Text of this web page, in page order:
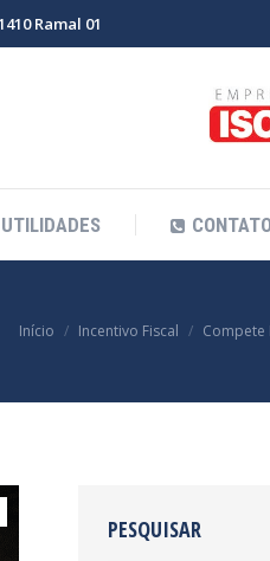
Ramal 01
UTILIDADES
Você está aqui:
Início Incentivo Fiscal Compete
PESQUISAR